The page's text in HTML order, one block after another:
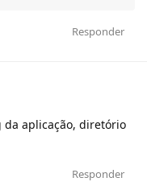
Responder
da aplicação, diretório
Responder